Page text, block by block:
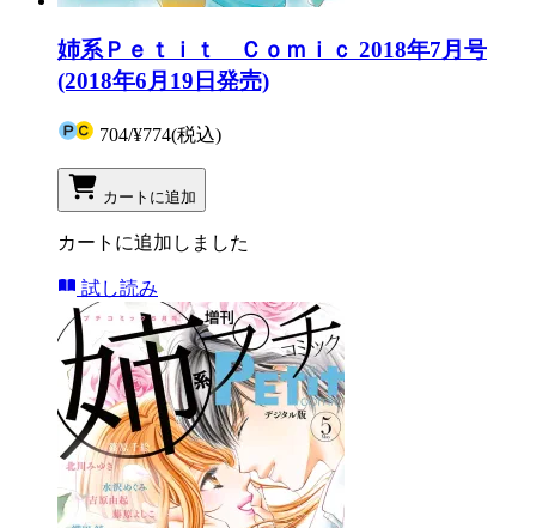
姉系Ｐｅｔｉｔ Ｃｏｍｉｃ 2018年7月号
(2018年6月19日発売)
704/¥774(税込)
カートに追加
カートに追加しました
試し読み